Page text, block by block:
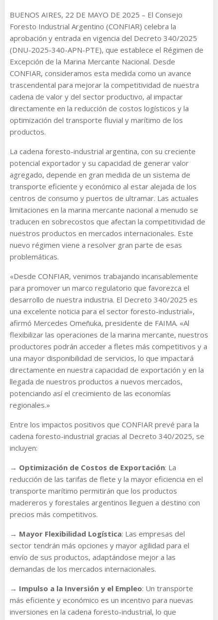
BUENOS AIRES, 22 DE MAYO DE 2025 – El Consejo
Foresto Industrial Argentino (CONFIAR) celebra la
aprobación y entrada en vigencia del Decreto 340/2025
(DNU-2025-340-APN-PTE), que establece el Régimen de
Excepción de la Marina Mercante Nacional. Desde
CONFIAR, consideramos esta medida como un avance
trascendental para mejorar la competitividad de nuestra
cadena de valor y del sector productivo, al impactar
directamente en la reducción de costos logísticos y la
optimización del transporte fluvial y marítimo de los
productos.
La cadena foresto-industrial argentina, con su creciente
potencial exportador y su capacidad de generar valor
agregado, depende en gran medida de un sistema de
transporte eficiente y económico al estar alejada de los
centros de consumo y puertos de ultramar. Las actuales
limitaciones en la marina mercante nacional a menudo se
traducen en sobrecostos que afectan la competitividad de
nuestros productos en mercados internacionales. Este
nuevo régimen viene a resolver gran parte de esas
problemáticas.
«Desde CONFIAR, venimos trabajando incansablemente
para promover un marco regulatorio que favorezca el
desarrollo de nuestra industria. El Decreto 340/2025 es
una excelente noticia para el sector foresto-industrial»,
afirmó Mercedes Omeñuka, presidente de FAIMA. «Al
flexibilizar las operaciones de la marina mercante, nuestros
productores podrán acceder a fletes más competitivos y a
una mayor disponibilidad de servicios, lo que impactará
directamente en nuestra capacidad de exportación y en la
llegada de nuestros productos a nuevos mercados,
potenciando así el crecimiento de las economías
regionales.»
Entre los impactos positivos que CONFIAR prevé para la
cadena foresto-industrial gracias al Decreto 340/2025, se
incluyen:
→ Optimización de Costos de Exportación: La
reducción de las tarifas de flete y la mayor eficiencia en el
transporte marítimo permitirán que los productos
madereros y forestales argentinos lleguen a destino con
precios más competitivos.
→ Mayor Flexibilidad Logística: Las empresas del
sector tendrán más opciones y mayor agilidad para el
envío de sus productos, adaptándose mejor a las
demandas de los mercados internacionales.
→ Impulso a la Inversión y el Empleo: Un transporte
más eficiente y económico es un incentivo para nuevas
inversiones en la cadena foresto-industrial, lo que